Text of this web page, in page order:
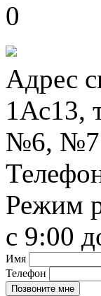
0
Адрес
1Ас13,
№6,
Режим
с 9:00
Имя
Телефон